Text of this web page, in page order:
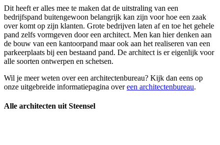
Dit heeft er alles mee te maken dat de uitstraling van een
bedrijfspand buitengewoon belangrijk kan zijn voor hoe een zaak
over komt op zijn klanten. Grote bedrijven laten af en toe het gehele
pand zelfs vormgeven door een architect. Men kan hier denken aan
de bouw van een kantoorpand maar ook aan het realiseren van een
parkeerplaats bij een bestaand pand. De architect is er eigenlijk voor
alle soorten ontwerpen en schetsen.
Wil je meer weten over een architectenbureau? Kijk dan eens op
onze uitgebreide informatiepagina overeen architectenbureau.
Alle architecten uit Steensel